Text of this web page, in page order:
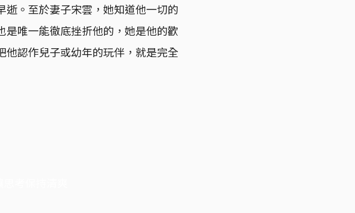
。至於妻子宋雲，她知道他一切的
唯一能徹底挫折他的，她是他的歡
認作兒子或幼年的玩伴，就是完全